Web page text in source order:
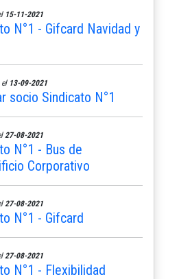
15-11-2021
N°1 - Gifcard Navidad y
el 13-09-2021
socio Sindicato N°1
27-08-2021
N°1 - Bus de
Corporativo
27-08-2021
N°1 - Gifcard
27-08-2021
N°1 - Flexibilidad